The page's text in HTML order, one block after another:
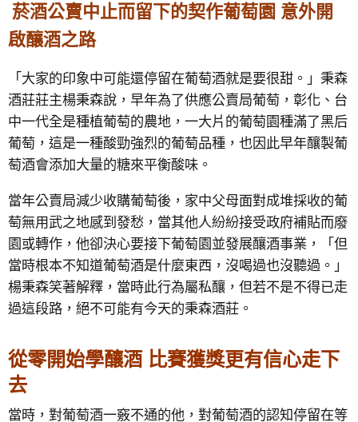
菸酒公賣中止而留下的契作葡萄園 意外開
啟釀酒之路
「大家的印象中可能還停留在葡萄酒就是要很甜。」秉森
酒莊莊主楊秉森說，早年為了供應公賣局葡萄，彰化、台
中一代全是種植葡萄的農地，一大片的葡萄園種滿了黑后
葡萄，這是一種酸勁強烈的葡萄品種，也因此早年釀製葡
萄酒會添加大量的糖來平衡酸味。
當年公賣局減少收購葡萄後，家中父母面對成堆採收的葡
萄無用武之地感到發愁，當其他人紛紛接受政府補貼而廢
園或轉作，他卻決心要接下葡萄園並發展釀酒事業，「但
當時根本不知道葡萄酒是什麼東西，沒喝過也沒聽過。」
楊秉森笑著解釋，當時此行為屬私釀，但若不是不得已走
過這段路，絕不可能有今天的秉森酒莊。
從零開始學釀酒 比賽獲獎更有信心走下
去
當時，對葡萄酒一竅不通的他，對葡萄酒的認知停留在等